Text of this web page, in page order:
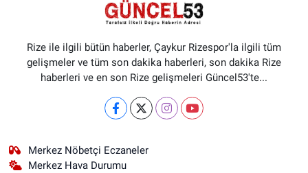
Rize ile ilgili bütün haberler, Çaykur Rizespor'la ilgili tüm
gelişmeler ve tüm son dakika haberleri, son dakika Rize
haberleri ve en son Rize gelişmeleri Güncel53'te...
Merkez Nöbetçi Eczaneler
Merkez Hava Durumu